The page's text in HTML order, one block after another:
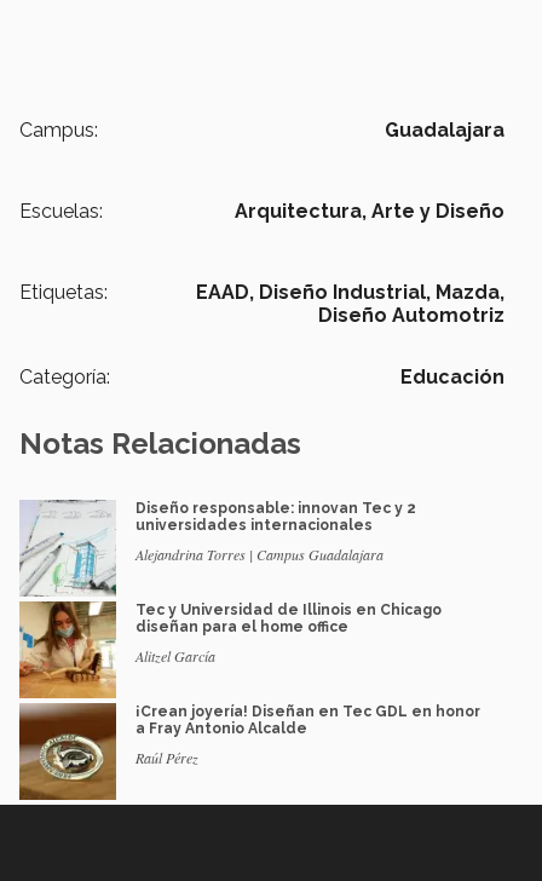
Campus: Guadalajara
Escuelas: Arquitectura, Arte y Diseño
Etiquetas: EAAD, Diseño Industrial, Mazda,
Diseño Automotriz
Categoría: Educación
Notas Relacionadas
Diseño responsable: innovan Tec y 2
universidades internacionales
Alejandrina Torres | Campus Guadalajara
Tec y Universidad de Illinois en Chicago
diseñan para el home office
Alitzel García
¡Crean joyería! Diseñan en Tec GDL en honor
a Fray Antonio Alcalde
Raúl Pérez